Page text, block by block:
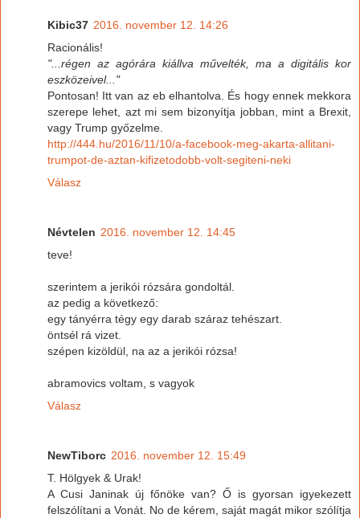
Kibic37 2016. november 12. 14:26
Racionális!
"...régen az agórára kiállva művelték, ma a digitális kor
eszközeivel..."
Pontosan! Itt van az eb elhantolva. És hogy ennek mekkora
szerepe lehet, azt mi sem bizonyítja jobban, mint a Brexit,
vagy Trump győzelme.
http://444.hu/2016/11/10/a-facebook-meg-akarta-allitani-
trumpot-de-aztan-kifizetodobb-volt-segiteni-neki
Válasz
Névtelen 2016. november 12. 14:45
teve!
szerintem a jerikói rózsára gondoltál.
az pedig a következő:
egy tányérra tégy egy darab száraz tehészart.
öntsél rá vizet.
szépen kizöldül, na az a jerikói rózsa!
abramovics voltam, s vagyok
Válasz
NewTiborc 2016. november 12. 15:49
T. Hölgyek & Urak!
A Cusi Janinak új főnöke van? Ő is gyorsan igyekezett
felszólítani a Vonát. No de kérem, saját magát mikor szólítja